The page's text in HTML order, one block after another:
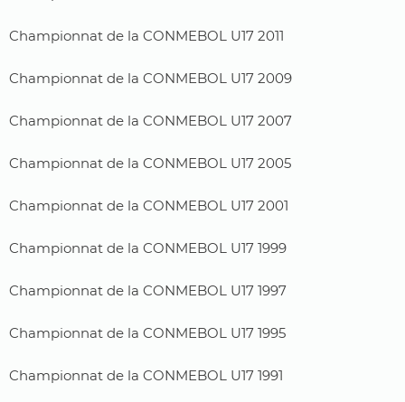
Championnat de la CONMEBOL U17 2011
Championnat de la CONMEBOL U17 2009
Championnat de la CONMEBOL U17 2007
Championnat de la CONMEBOL U17 2005
Championnat de la CONMEBOL U17 2001
Championnat de la CONMEBOL U17 1999
Championnat de la CONMEBOL U17 1997
Championnat de la CONMEBOL U17 1995
Championnat de la CONMEBOL U17 1991